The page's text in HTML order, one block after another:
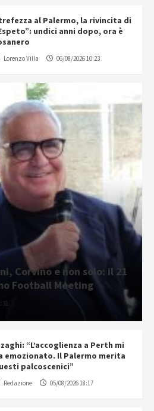
al Palermo, la rivincita di
undici anni dopo, ora è
Lorenzo Villa 06/08/2026 10:23
Corvino e non solo: il 21
Football Meeting
“L’accoglienza a Perth mi
emozionato. Il Palermo merita
palcoscenici”
Redazione 05/08/2026 18:17